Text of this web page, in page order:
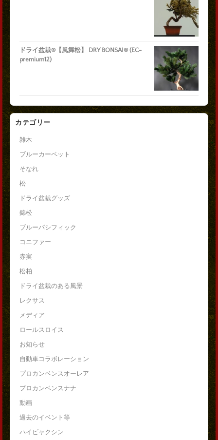
ドライ盆栽®【風舞松】 DRY BONSAI® (EC-
premium12)
カテゴリー
雑木
ブルーカーペット
そなれ
松
ドライ盆栽グッズ
錦松
ブルーパシフィック
コニファー
赤実
松柏
ドライ盆栽のある風景
レクサス
メディア
ロールスロイス
お知らせ
自動車コラボレーション
プロカンベンスオーレア
プロカンベンスナナ
動画
過去のイベント等
ハイビャクシン